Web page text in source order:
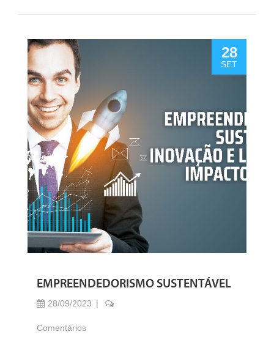
28
SET
EMPREENDEDORISMO SUSTENTÁVEL
28/09/2023
Comentários